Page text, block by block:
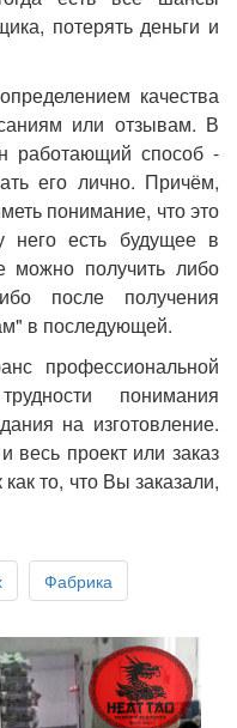
потерять деньги и
качества
или отзывам. В
работающий способ -
его лично. Причём,
понимание, что это
есть будущее в
можно получить либо
после получения
в последующей.
профессиональной
понимания
на изготовление.
проект или заказ
то, что Вы заказали,
Фабрика